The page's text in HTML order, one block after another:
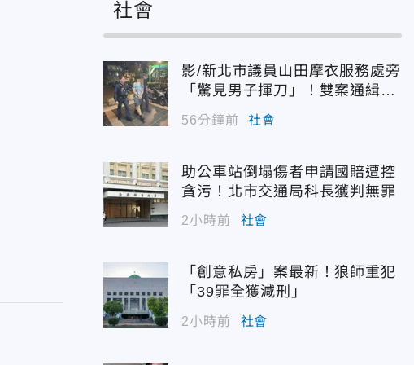
社會
影/新北市議員山田摩衣服務處旁
「驚見男子揮刀」！雙案通緝犯
遭逮
56分鐘前 社會
助公車站倒塌傷者申請國賠遭控
貪污！北市交通局科長獲判無罪
2小時前 社會
「創意私房」案最新！狼師重犯
「39罪全獲減刑」
2小時前 社會